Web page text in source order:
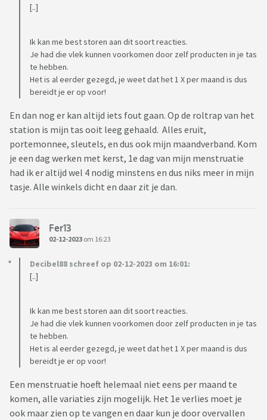
[..]
Ik kan me best storen aan dit soort reacties.
Je had die vlek kunnen voorkomen door zelf producten in je tas
te hebben.
Het is al eerder gezegd, je weet dat het 1 X per maand is dus
bereidt je er op voor!
En dan nog er kan altijd iets fout gaan. Op de roltrap van het
station is mijn tas ooit leeg gehaald. Alles eruit,
portemonnee, sleutels, en dus ook mijn maandverband. Kom
je een dag werken met kerst, 1e dag van mijn menstruatie
had ik er altijd wel 4 nodig minstens en dus niks meer in mijn
tasje. Alle winkels dicht en daar zit je dan.
Fer13
02-12-2023 om 16:23
Decibel88 schreef op 02-12-2023 om 16:01:
[..]
Ik kan me best storen aan dit soort reacties.
Je had die vlek kunnen voorkomen door zelf producten in je tas
te hebben.
Het is al eerder gezegd, je weet dat het 1 X per maand is dus
bereidt je er op voor!
Een menstruatie hoeft helemaal niet eens per maand te
komen, alle variaties zijn mogelijk. Het 1e verlies moet je
ook maar zien op te vangen en daar kun je door overvallen